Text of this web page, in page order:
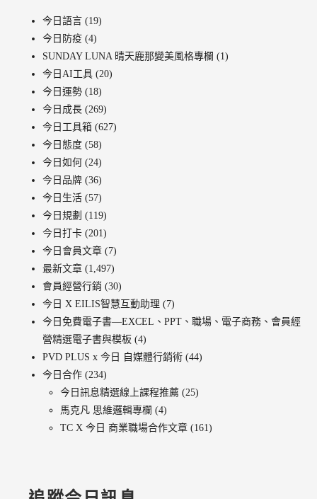
今日語言 (19)
今日防疫 (4)
SUNDAY LUNA 晴天鹿那變美風格專欄 (1)
今日AI工具 (20)
今日運勢 (18)
今日成長 (269)
今日工具箱 (627)
今日態度 (58)
今日如何 (24)
今日品牌 (36)
今日生活 (57)
今日規劃 (119)
今日打卡 (201)
今日會員文章 (7)
最新文章 (1,497)
會員經營行銷 (30)
今日 X EILIS智慧互動助理 (7)
今日免費電子書—EXCEL、PPT、職場、電子商務、會員經
營精選電子書與模板 (4)
PVD PLUS x 今日 自媒體行銷術 (44)
今日合作 (234)
今日訊息精選線上課程推薦 (25)
馬克凡 思維邏輯專欄 (4)
TC X 今日 商業職場合作文章 (161)